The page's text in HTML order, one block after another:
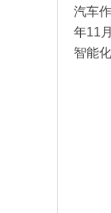
汽车
年11
智能